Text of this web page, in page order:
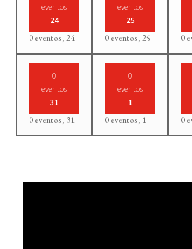
eventos
24
0 eventos,24
eventos
25
0 eventos,25 0
0
eventos
31
0 eventos, 31
0
eventos
1
0 eventos, 1 0